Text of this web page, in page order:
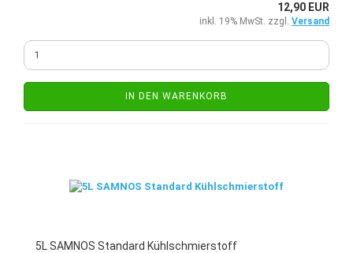
12,90 EUR
inkl. 19% MwSt. zzgl. Versand
IN DEN WARENKORB
5L SAMNOS Standard Kühlschmierstoff